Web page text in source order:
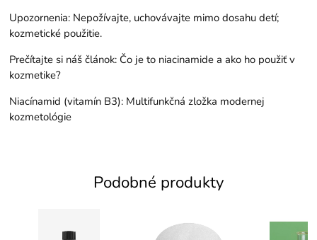
Upozornenia: Nepožívajte, uchovávajte mimo dosahu detí;
kozmetické použitie.
Prečítajte si náš článok: Čo je to niacinamide a ako ho použiť v
kozmetike?
Niacínamid (vitamín B3): Multifunkčná zložka modernej
kozmetológie
Podobné produkty